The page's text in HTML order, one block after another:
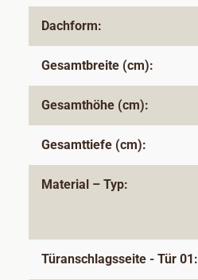
Dachform:
Gesamtbreite (cm):
Gesamthöhe (cm):
Gesamttiefe (cm):
Material – Typ:
Türanschlagsseite - Tür 01: